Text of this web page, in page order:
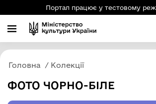
Портал працює у тестовому
Головна Колекції
ФОТО ЧОРНО-БІЛЕ